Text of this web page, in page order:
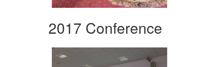
2017 Conference